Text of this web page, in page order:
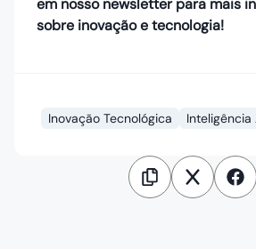
em nosso newsletter para mais
sobre inovação e tecnologia!
Inovação Tecnológica